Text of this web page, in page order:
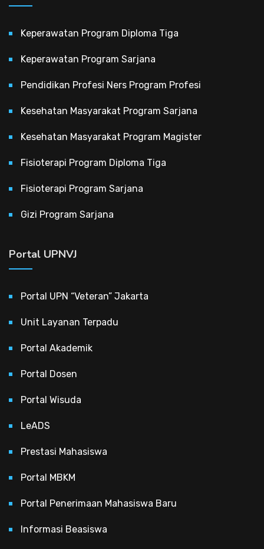
Keperawatan Program Diploma Tiga
Keperawatan Program Sarjana
Pendidikan Profesi Ners Program Profesi
Kesehatan Masyarakat Program Sarjana
Kesehatan Masyarakat Program Magister
Fisioterapi Program Diploma Tiga
Fisioterapi Program Sarjana
Gizi Program Sarjana
Portal UPNVJ
Portal UPN “Veteran” Jakarta
Unit Layanan Terpadu
Portal Akademik
Portal Dosen
Portal Wisuda
LeADS
Prestasi Mahasiswa
Portal MBKM
Portal Penerimaan Mahasiswa Baru
Informasi Beasiswa